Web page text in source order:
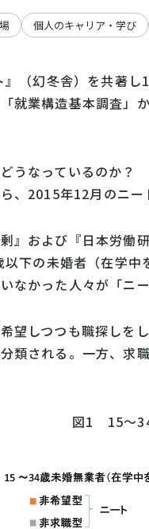
個人のキャリア・学び
（幻冬舎）を共著
就業構造基本調査」
うなっているのか
、2015年12月のニー
』および『日本労働
以下の未婚者（在学
なかった人々が「ニ
望しつつも職探しを
類される。一方、求
図1 15～34